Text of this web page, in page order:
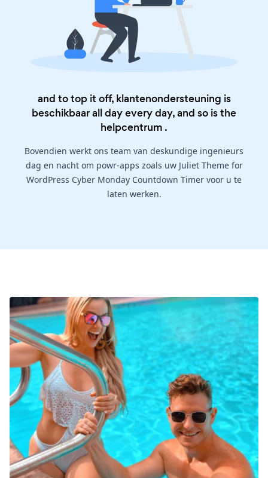
and to top it off, klantenondersteuning is
beschikbaar all day every day, and so is the
helpcentrum .
Bovendien werkt ons team van deskundige ingenieurs
dag en nacht om powr-apps zoals uw Juliet Theme for
WordPress Cyber Monday Countdown Timer voor u te
laten werken.